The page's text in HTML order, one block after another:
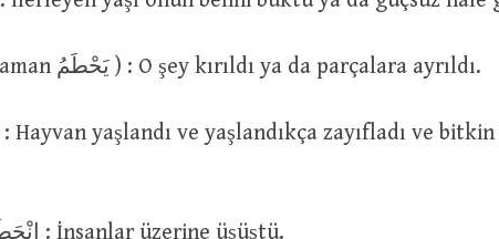
حَطِمَ (geniş zaman يَحْطَمُ ) : O şey kırıldı ya da parçalara ayrıldı.
اِنْحَطَمَ عَلَيْهِ النَّاسُ : İnsanlar üzerine üşüştü.